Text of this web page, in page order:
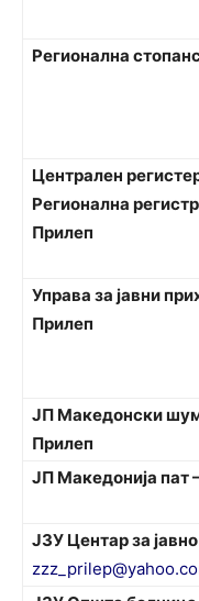
Регионална
Централен
Регионална
Прилеп
Управа за јавни
Прилеп
ЈП Македонски
Прилеп
ЈП Македонија пат
ЈЗУ Центар за